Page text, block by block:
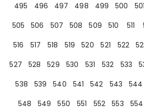
495
496 497 498 499 500 501
505
506 507 508 509 510 511
516
517 518 519 520 521 522
527
528 529 530 531 532 533
538
539 540 541 542 543 544
548
549 550 551 552 553 554